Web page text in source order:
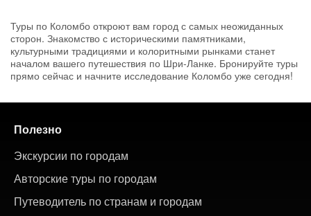
Туры по Коломбо откроют вам город с самых неожиданных
сторон. Знакомство с историческими памятниками,
культурными традициями и колоритными рынками станет
началом вашего путешествия по Шри-Ланке. Бронируйте туры
прямо сейчас и начните исследование Коломбо уже сегодня!
Полезно
Экскурсии по городам
Авторские туры по городам
Путеводитель по странам и городам